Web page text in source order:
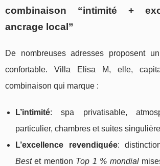
combinaison “intimité +
ancrage local”
De nombreuses adresses proposent
confortable. Villa Elisa M, elle,
combinaison qui marque :
L’intimité: spa privatisable,
particulier, chambres et suites
L’excellence revendiquée:
Bestet mention Top 1 % mondial